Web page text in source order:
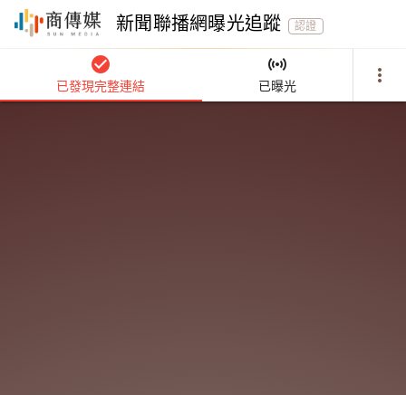
新聞聯播網曝光追蹤 認證
check_circle
已發現完整連結
sensors
已曝光 more_vert